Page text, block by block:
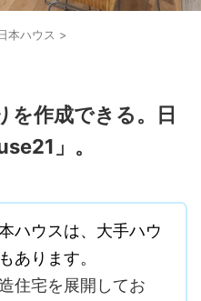
本ハウス >
を作成できる。日
」。
ハウスは、大手ハウ
あります。
住宅を展開してお